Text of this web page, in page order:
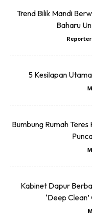
Trend Bilik Mandi
Baharu
5 Kesilapan Utama
Bumbung Rumah
Kabinet Dapur
‘Deep